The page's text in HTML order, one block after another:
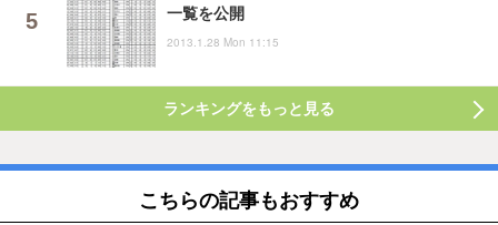
一覧を公開
2013.1.28 Mon 11:15
ランキングをもっと見る
こちらの記事もおすすめ